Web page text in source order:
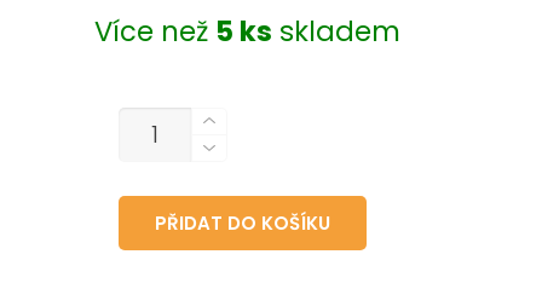
Více než 5 ks skladem
MNOŽSTVÍ
PŘIDAT DO KOŠÍKU